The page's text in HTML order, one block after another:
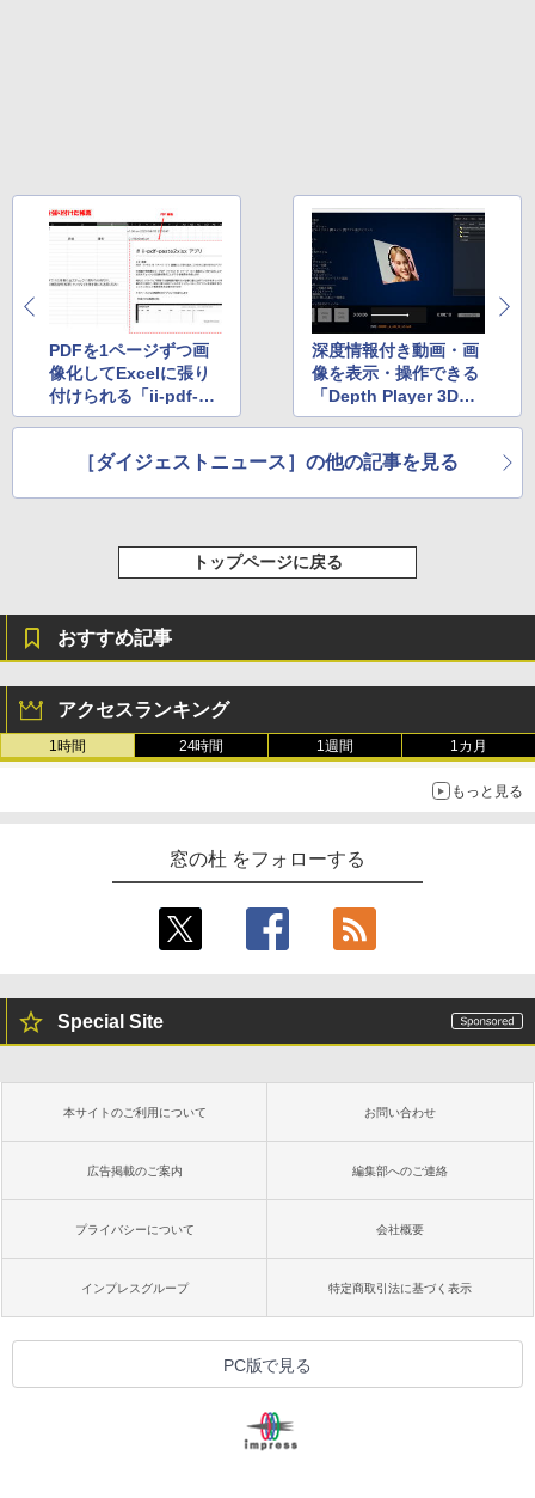
PDFを1ページずつ画
像化してExcelに張り
付けられる「ii-pdf-pa
ste2xlsx」v1.02 ほ
深度情報付き動画・画
像を表示・操作できる
「Depth Player 3D」v
2.0.0 ほか
［ダイジェストニュース］の他の記事を見る
トップページに戻る
おすすめ記事
アクセスランキング
1時間 24時間 1週間 1カ月
もっと見る
窓の杜 をフォローする
Special Site
本サイトのご利用について お問い合わせ
広告掲載のご案内 編集部へのご連絡
プライバシーについて 会社概要
インプレスグループ 特定商取引法に基づく表示
PC版で見る